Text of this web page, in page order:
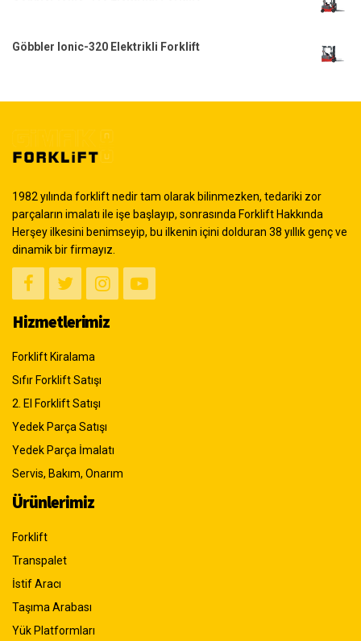
Göbbler Ionic-320 Elektrikli Forklift
1982 yılında forklift nedir tam olarak bilinmezken, tedariki zor
parçaların imalatı ile işe başlayıp, sonrasında Forklift Hakkında
Herşey ilkesini benimseyip, bu ilkenin içini dolduran 38 yıllık genç ve
dinamik bir firmayız.
Hizmetlerimiz
Forklift Kiralama
Sıfır Forklift Satışı
2. El Forklift Satışı
Yedek Parça Satışı
Yedek Parça İmalatı
Servis, Bakım, Onarım
Ürünlerimiz
Forklift
Transpalet
İstif Aracı
Taşıma Arabası
Yük Platformları